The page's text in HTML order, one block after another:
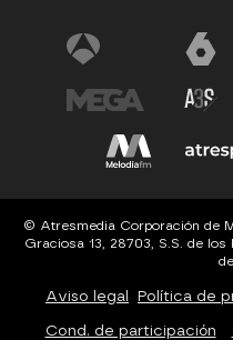
© Atresmedia Corporación de
Graciosa 13, 28703, S.S. de
Aviso legal Política de
Cond. de participación